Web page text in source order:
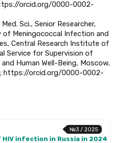
orcid.org/0000-0002-
Sci., Senior Researcher,
Meningococcal Infection and
Central Research Institute of
Service for Supervision of
Human Well-Being, Moscow,
; https://orcid.org/0000-0002-
№3 / 2025
infection in Russia in 2024